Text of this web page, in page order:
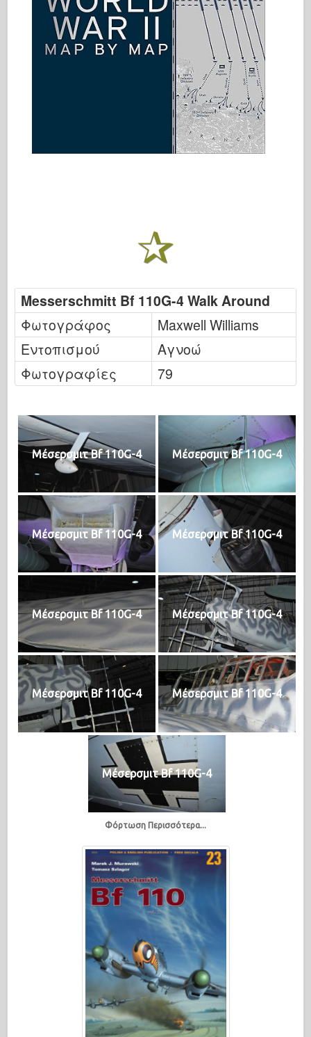
Messerschmitt Bf 110G-4 Walk Around
Φωτογράφος
Maxwell Williams
Εντοπισμού
Αγνοώ
Φωτογραφίες
79
Μέσερσμιτ Bf 110G-4 Μέσερσμιτ Bf 110G-4
Μέσερσμιτ Bf 110G-4 Μέσερσμιτ Bf 110G-4
Μέσερσμιτ Bf 110G-4 Μέσερσμιτ Bf 110G-4
Μέσερσμιτ Bf 110G-4 Μέσερσμιτ Bf 110G-4
Μέσερσμιτ Bf 110G-4
Φόρτωση Περισσότερα...